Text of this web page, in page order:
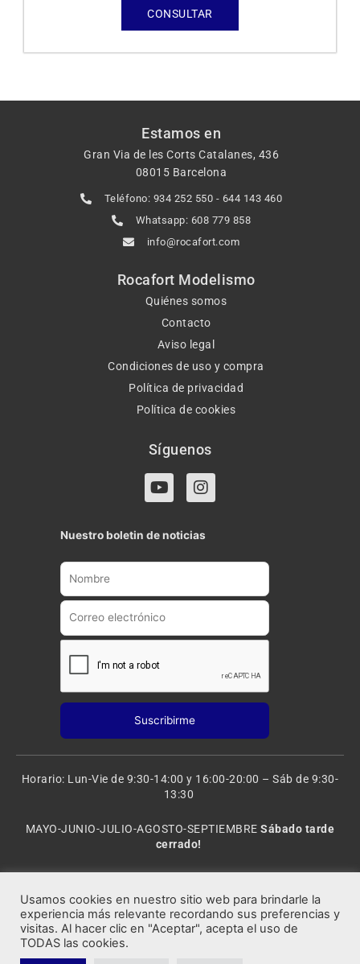
CONSULTAR
Estamos en
Gran Via de les Corts Catalanes, 436
08015 Barcelona
Teléfono: 934 252 550 - 644 143 460
Whatsapp: 608 779 858
info@rocafort.com
Rocafort Modelismo
Quiénes somos
Contacto
Aviso legal
Condiciones de uso y compra
Política de privacidad
Política de cookies
Síguenos
Y
o
t
u
b
I
n
t
a
g
a
Nuestro boletin de noticias
Horario: Lun-Vie de 9:30-14:00 y 16:00-20:00 – Sáb de 9:30-
13:30
MAYO-JUNIO-JULIO-AGOSTO-SEPTIEMBRESábado tarde
cerrado!
Rocafort Modelismo | Copyright 2021 © Todos los derechos
Usamos cookies en nuestro sitio web para brindarle la
experiencia más relevante recordando sus preferencias y
visitas. Al hacer clic en "Aceptar", acepta el uso de
TODAS las cookies.